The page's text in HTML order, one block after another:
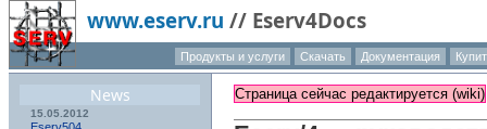
www.eserv.ru // Eserv4Docs
Продукты и услуги Скачать Документация
О
News
15.05.2012
Страница сейчас редактируется (wiki)